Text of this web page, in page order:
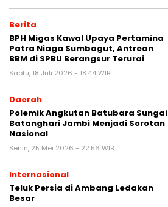
Berita
BPH Migas Kawal Upaya Pertamina
Patra Niaga Sumbagut, Antrean
BBM di SPBU Berangsur Terurai
Sabtu, 18 Juli 2026 - 18:44 WIB
Daerah
Polemik Angkutan Batubara Sungai
Batanghari Jambi Menjadi Sorotan
Nasional
Senin, 25 Mei 2026 - 22:56 WIB
Internasional
Teluk Persia di Ambang Ledakan
Besar